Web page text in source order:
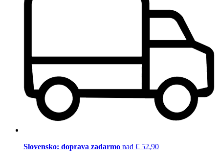
Slovensko: doprava zadarmo nad € 52,90